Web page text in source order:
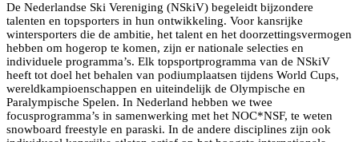
De Nederlandse Ski Vereniging (NSkiV) begeleidt bijzondere
talenten en topsporters in hun ontwikkeling. Voor kansrijke
wintersporters die de ambitie, het talent en het doorzettingsvermogen
hebben om hogerop te komen, zijn er nationale selecties en
individuele programma’s. Elk topsportprogramma van de NSkiV
heeft tot doel het behalen van podiumplaatsen tijdens World Cups,
wereldkampioenschappen en uiteindelijk de Olympische en
Paralympische Spelen. In Nederland hebben we twee
focusprogramma’s in samenwerking met het NOC*NSF, te weten
snowboard freestyle en paraski. In de andere disciplines zijn ook